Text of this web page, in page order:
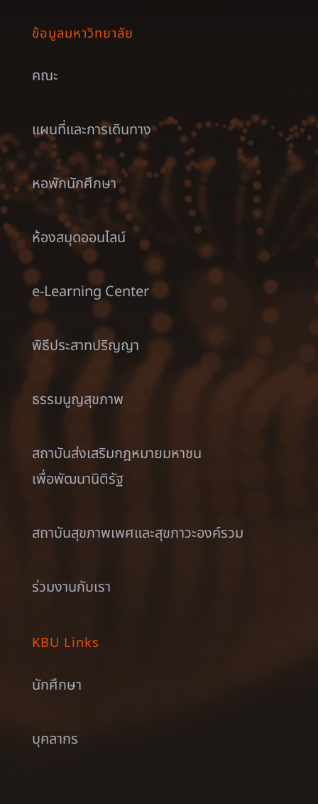
ข้อมูลมหาวิทยาลัย
คณะ
แผนที่และการเดินทาง
หอพักนักศึกษา
ห้องสมุดออนไลน์
e-Learning Center
พิธีประสาทปริญญา
ธรรมนูญสุขภาพ
สถาบันส่งเสริมกฎหมายมหาชน
เพื่อพัฒนานิติรัฐ
สถาบันสุขภาพเพศและสุขภาวะองค์รวม
ร่วมงานกับเรา
KBU Links
นักศึกษา
บุคลากร